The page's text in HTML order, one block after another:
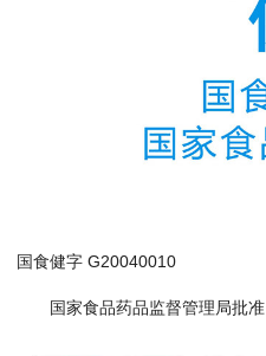
国食健字 G20040010
国家食品药品监督管理局批准